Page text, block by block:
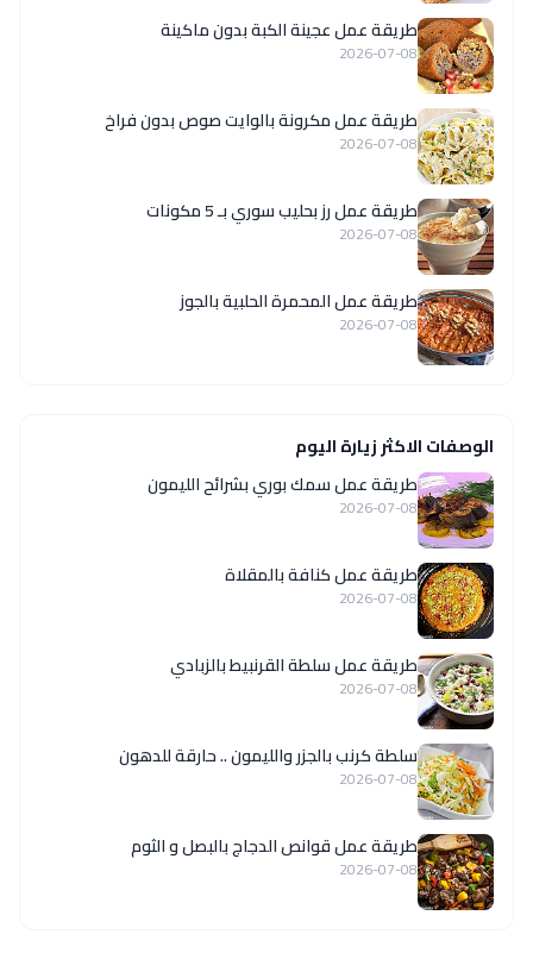
طريقة عمل عجينة الكبة بدون ماكينة
2026-07-08
طريقة عمل مكرونة بالوايت صوص بدون فراخ
2026-07-08
طريقة عمل رز بحليب سوري بـ 5 مكونات
2026-07-08
طريقة عمل المحمرة الحلبية بالجوز
2026-07-08
الوصفات الاكثر زيارة اليوم
طريقة عمل سمك بوري بشرائح الليمون
2026-07-08
طريقة عمل كنافة بالمقلاة
2026-07-08
طريقة عمل سلطة القرنبيط بالزبادي
2026-07-08
سلطة كرنب بالجزر والليمون .. حارقة للدهون
2026-07-08
طريقة عمل قوانص الدجاج بالبصل و الثوم
2026-07-08